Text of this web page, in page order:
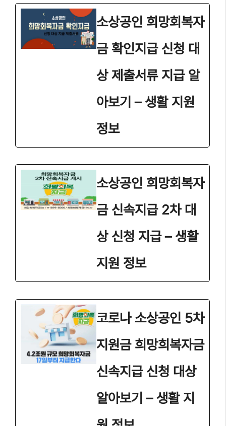
소상공인 희망회복자
금 확인지급 신청 대
상 제출서류 지급 알
아보기 – 생활 지원
정보
소상공인 희망회복자
금 신속지급 2차 대
상 신청 지급 – 생활
지원 정보
코로나 소상공인 5차
지원금 희망희복자금
신속지급 신청 대상
알아보기 – 생활 지